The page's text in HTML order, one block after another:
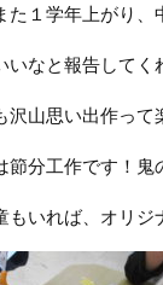
た１学年上がり、
いなと報告して
沢山思い出作って
節分工作です！鬼
もいれば、オリ